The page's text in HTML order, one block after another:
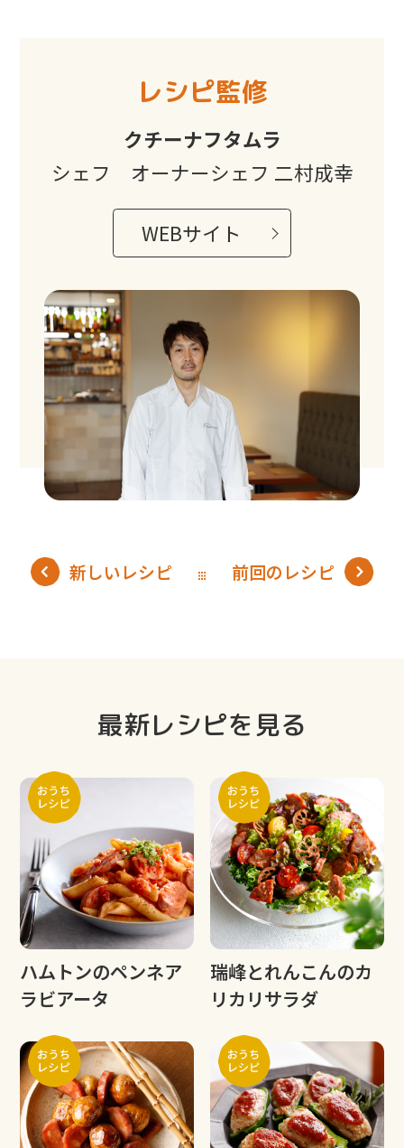
レシピ監修
クチーナフタムラ
シェフ オーナーシェフ 二村成幸
WEBサイト
新しいレシピ 前回のレシピ
最新レシピを見る
ハムトンのペンネア
ラビアータ
瑞峰とれんこんのカ
リカリサラダ